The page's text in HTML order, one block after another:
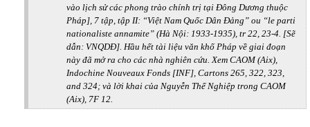
vào lịch sử các phong trào chính trị tại Đông Dương thuộc
Pháp], 7 tập, tập II: “Việt Nam Quốc Dân Đảng” ou “le parti
nationaliste annamite” (Hà Nội: 1933-1935), tr 22, 23-4. [Sẽ
dẫn: VNQDĐ]. Hầu hết tài liệu văn khố Pháp về giai đoạn
này đã mở ra cho các nhà nghiên cứu. Xem CAOM (Aix),
Indochine Nouveaux Fonds [INF], Cartons 265, 322, 323,
and 324; và lời khai của Nguyễn Thế Nghiệp trong CAOM
(Aix), 7F 12.